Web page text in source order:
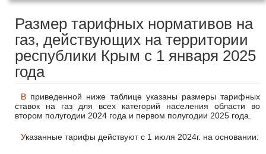
Размер тарифных нормативов на
газ, действующих на территории
республики Крым с 1 января 2025
года
В приведенной ниже таблице указаны размеры тарифных
ставок на газ для всех категорий населения области во
втором полугодии 2024 года и первом полугодии 2025 года.
Указанные тарифы действуют с 1 июля 2024г. на основании: